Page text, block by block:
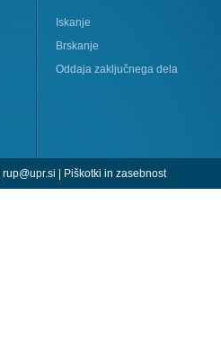
Iskanje
Brskanje
Oddaja zaključnega dela
rup@upr.si | Piškotki in zasebnost